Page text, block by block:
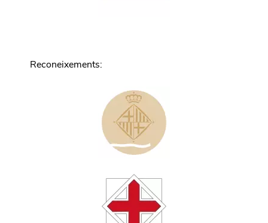
Reconeixements: